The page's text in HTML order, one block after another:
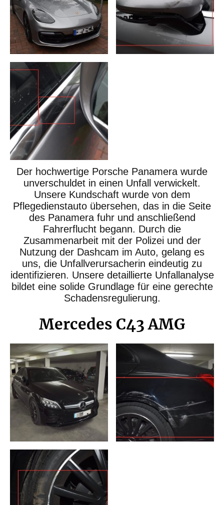
Der hochwertige Porsche Panamera wurde
unverschuldet in einen Unfall verwickelt.
Unsere Kundschaft wurde von dem
Pflegedienstauto übersehen, das in die Seite
des Panamera fuhr und anschließend
Fahrerflucht begann. Durch die
Zusammenarbeit mit der Polizei und der
Nutzung der Dashcam im Auto, gelang es
uns, die Unfallverursacherin eindeutig zu
identifizieren. Unsere detaillierte Unfallanalyse
bildet eine solide Grundlage für eine gerechte
Schadensregulierung.
Mercedes C43 AMG